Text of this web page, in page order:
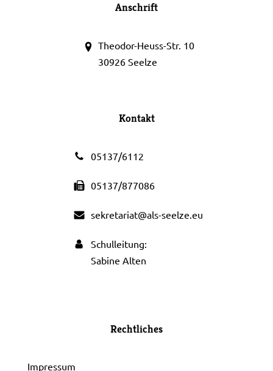
Anschrift
Theodor-Heuss-Str. 10
30926 Seelze
Kontakt
05137/6112
05137/877086
sekretariat@als-seelze.eu
Schulleitung:
Sabine Alten
Rechtliches
Impressum